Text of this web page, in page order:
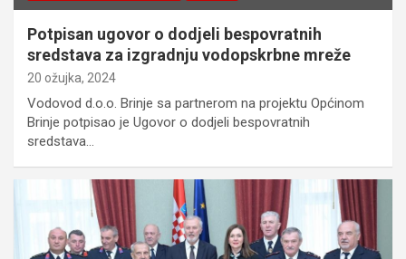
Potpisan ugovor o dodjeli bespovratnih
sredstava za izgradnju vodopskrbne mreže
20 ožujka, 2024
Vodovod d.o.o. Brinje sa partnerom na projektu Općinom
Brinje potpisao je Ugovor o dodjeli bespovratnih
sredstava…